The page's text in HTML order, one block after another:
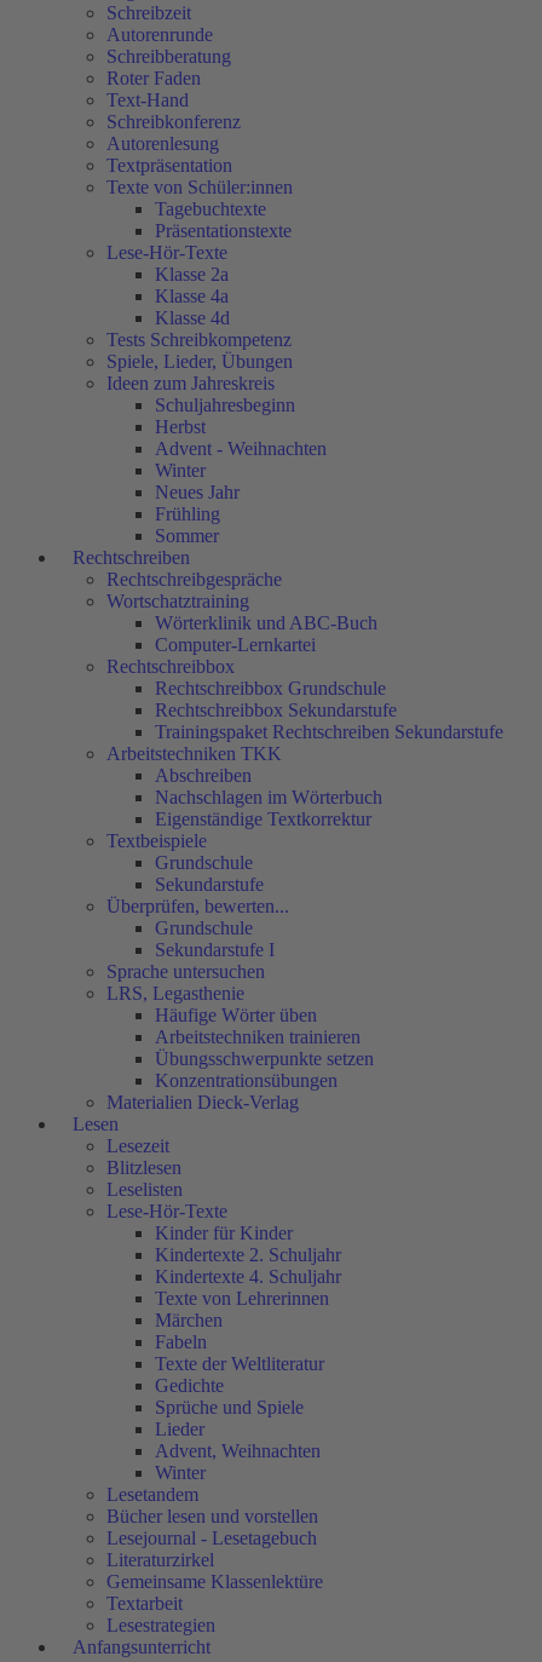
Schreibzeit
Autorenrunde
Schreibberatung
Roter Faden
Text-Hand
Schreibkonferenz
Autorenlesung
Textpräsentation
Texte von Schüler:innen
Tagebuchtexte
Präsentationstexte
Lese-Hör-Texte
Klasse 2a
Klasse 4a
Klasse 4d
Tests Schreibkompetenz
Spiele, Lieder, Übungen
Ideen zum Jahreskreis
Schuljahresbeginn
Herbst
Advent - Weihnachten
Winter
Neues Jahr
Frühling
Sommer
Rechtschreiben
Rechtschreibgespräche
Wortschatztraining
Wörterklinik und ABC-Buch
Computer-Lernkartei
Rechtschreibbox
Rechtschreibbox Grundschule
Rechtschreibbox Sekundarstufe
Trainingspaket Rechtschreiben Sekundarstufe
Arbeitstechniken TKK
Abschreiben
Nachschlagen im Wörterbuch
Eigenständige Textkorrektur
Textbeispiele
Grundschule
Sekundarstufe
Überprüfen, bewerten...
Grundschule
Sekundarstufe I
Sprache untersuchen
LRS, Legasthenie
Häufige Wörter üben
Arbeitstechniken trainieren
Übungsschwerpunkte setzen
Konzentrationsübungen
Materialien Dieck-Verlag
Lesen
Lesezeit
Blitzlesen
Leselisten
Lese-Hör-Texte
Kinder für Kinder
Kindertexte 2. Schuljahr
Kindertexte 4. Schuljahr
Texte von Lehrerinnen
Märchen
Fabeln
Texte der Weltliteratur
Gedichte
Sprüche und Spiele
Lieder
Advent, Weihnachten
Winter
Lesetandem
Bücher lesen und vorstellen
Lesejournal - Lesetagebuch
Literaturzirkel
Gemeinsame Klassenlektüre
Textarbeit
Lesestrategien
Anfangsunterricht